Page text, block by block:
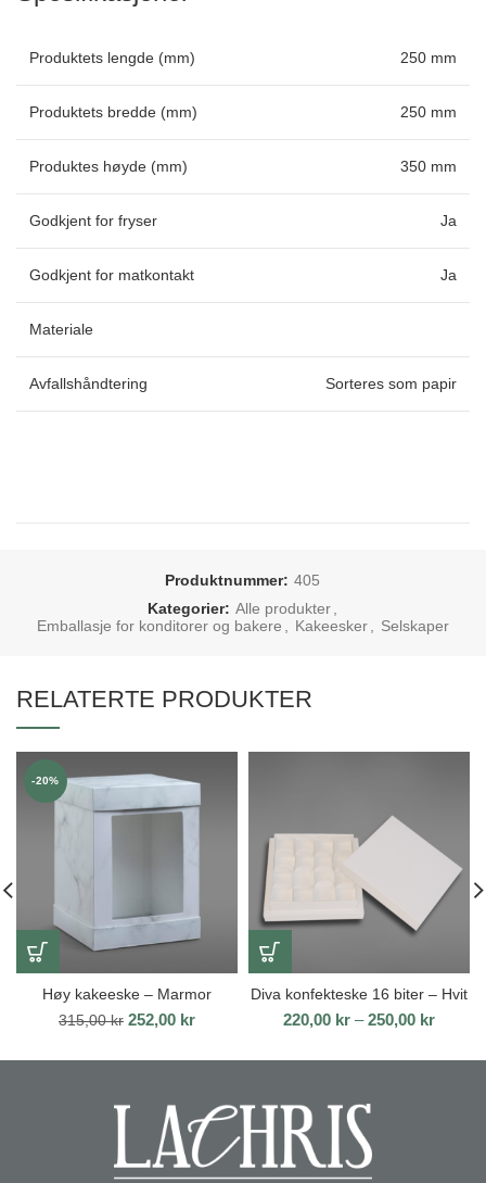
Produktets lengde (mm) 250 mm
Produktets bredde (mm) 250 mm
Produktes høyde (mm) 350 mm
Godkjent for fryser Ja
Godkjent for matkontakt Ja
Materiale
Avfallshåndtering Sorteres som papir
Produktnummer: 405
Kategorier: Alle produkter
Emballasje for konditorer og bakere
Kakeesker Selskaper
RELATERTE PRODUKTER
-20%
Høy kakeeske – Marmor
315,00kr Opprinnelig
var:
252,00 krNåværende
er:
Diva konfekteske 16 biter – Hvit
220,00 kr – 250,00 kr
til